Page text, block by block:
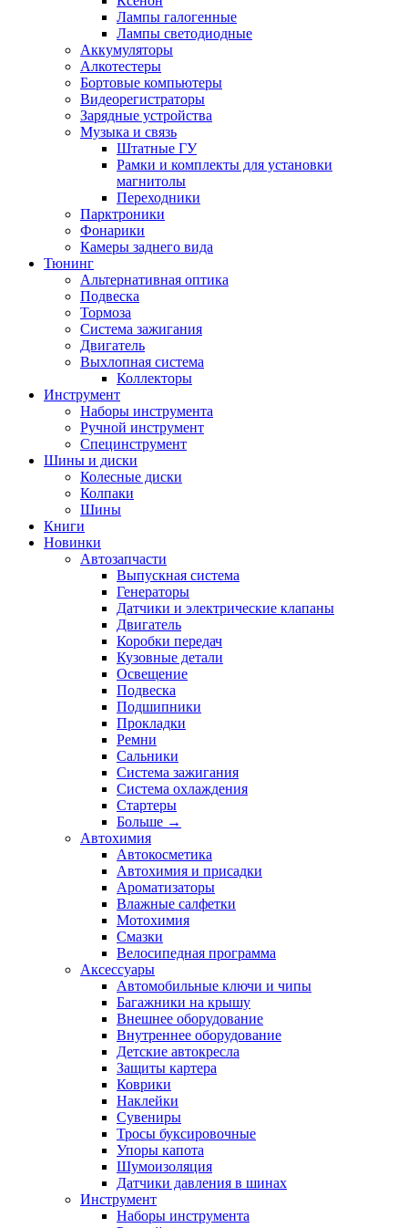
Лампы галогенные
Лампы светодиодные
Аккумуляторы
Алкотестеры
Бортовые компьютеры
Видеорегистраторы
Зарядные устройства
Музыка и связь
Штатные ГУ
Рамки и комплекты для установки
магнитолы
Переходники
Парктроники
Фонарики
Камеры заднего вида
Тюнинг
Альтернативная оптика
Подвеска
Тормоза
Система зажигания
Двигатель
Выхлопная система
Коллекторы
Инструмент
Наборы инструмента
Ручной инструмент
Специнструмент
Шины и диски
Колесные диски
Колпаки
Шины
Книги
Новинки
Автозапчасти
Выпускная система
Генераторы
Датчики и электрические клапаны
Двигатель
Коробки передач
Кузовные детали
Освещение
Подвеска
Подшипники
Прокладки
Ремни
Сальники
Система зажигания
Система охлаждения
Стартеры
Больше →
Автохимия
Автокосметика
Автохимия и присадки
Ароматизаторы
Влажные салфетки
Мотохимия
Смазки
Велосипедная программа
Аксессуары
Автомобильные ключи и чипы
Багажники на крышу
Внешнее оборудование
Внутреннее оборудование
Детские автокресла
Защиты картера
Коврики
Наклейки
Сувениры
Тросы буксировочные
Упоры капота
Шумоизоляция
Датчики давления в шинах
Инструмент
Наборы инструмента